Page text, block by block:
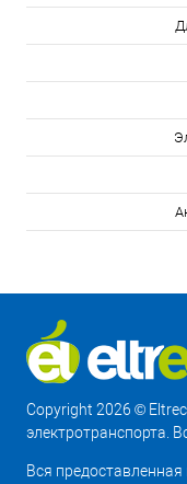
Copyright 2026 ©
электротранспорта.
Вся